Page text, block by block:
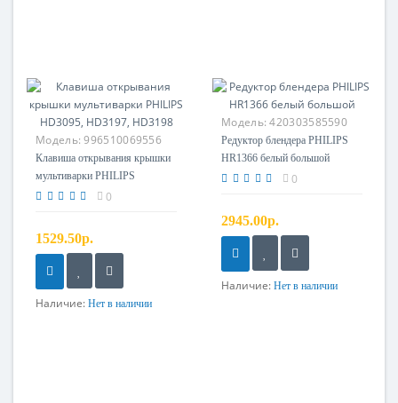
Модель:996510069556
Клавиша открывания крышки
мультиварки PHILIPS
HD3095, HD3197, HD3198
0
1529.50р.
Наличие: Нет в наличии
Модель:420303585590
Редуктор блендера PHILIPS
HR1366 белый большой
0
2945.00р.
Наличие: Нет в наличии